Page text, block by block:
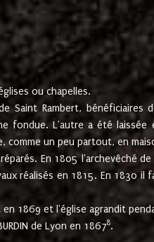
ou chapelles.
Saint Rambert,
fondue. L'autre a été
un peu partout, en
En 1805 l'archevêché
réalisés en 1815. En 1830 il
1869 et l'église agrandit
de Lyon en 18678.